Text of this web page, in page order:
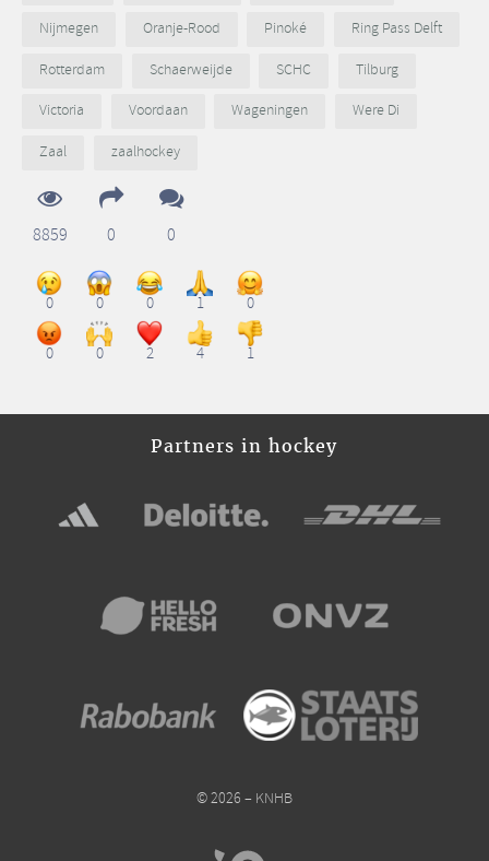
Nijmegen
Oranje-Rood Pinoké
Ring Pass Delft
Rotterdam
Schaerweijde SCHC
Tilburg
Victoria
Voordaan Wageningen
Were Di
Zaal
zaalhockey
8859 0 0
0 0 0 1 0
0 0 2 4 1
Partners in hockey
© 2026 – KNHB